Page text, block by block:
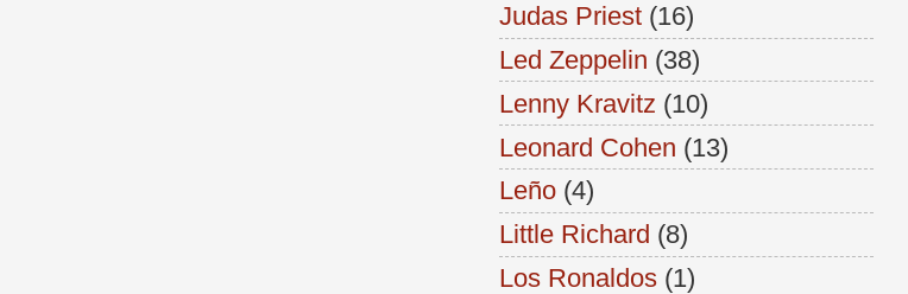
Judas Priest (16)
Led Zeppelin (38)
Lenny Kravitz (10)
Leonard Cohen (13)
Leño (4)
Little Richard (8)
Los Ronaldos (1)